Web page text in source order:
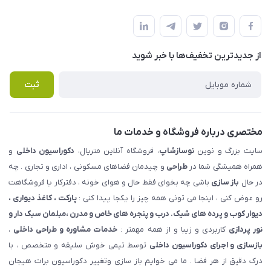
املاک مدنی - نوساز شاپ
لیست محصولات
درباره ما
قوانین و مقررات
حریم خصوصی
راهنما
پرسش های متداول
از جدید‌ترین تخفیف‌ها با‌ خبر شوید
ثبت
مختصری درباره فروشگاه و خدمات ما
سایت بزرگ و نویننوسازشاپ، فروشگاه آنلاین متریال، دکوراسیون داخلی و
همراه همیشگی شما درطراحی و چیدمان فضاهای مسکونی ، اداری و تجاری . چه
در حال باز سازی باشی چه بخوای فقط حال و هوای خونه ، دفترکار یا فروشگاهت
رو عوض کنی ، اینجا می تونی همه چیز را یکجا پیدا کنی :پارکت ، کاغذ دیواری ،
دیوار کوب و پرده های شیک. درب و پنجره های خاص و مدرن ،مبلمان سبک دار و
نور پردازی کاربردی و زیبا و از همه مهمتر : خدمات مشاوره و طراحی داخلی ،
بازسازی و اجرای دکوراسیون داخلی توسط تیمی خوش سلیقه و متخصص ، با
درک دقیق از هر فضا . ما می خوایم باز سازی وتغییر دکوراسیون برات هیجان